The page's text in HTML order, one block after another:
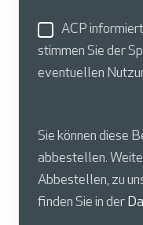
ACP
stimmen Sie der
eventuellen
Sie können diese
abbestellen.
Abbestellen, zu
finden Sie in der